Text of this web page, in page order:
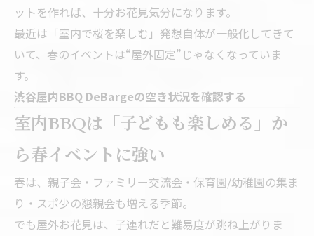
ットを作れば、十分お花見気分になります。
最近は「室内で桜を楽しむ」発想自体が一般化してきて
いて、春のイベントは“屋外固定”じゃなくなっていま
す。
渋谷屋内BBQ DeBargeの空き状況を確認する
室内BBQは「子どもも楽しめる」か
ら春イベントに強い
春は、親子会・ファミリー交流会・保育園/幼稚園の集ま
り・スポ少の懇親会も増える季節。
でも屋外お花見は、子連れだと難易度が跳ね上がりま